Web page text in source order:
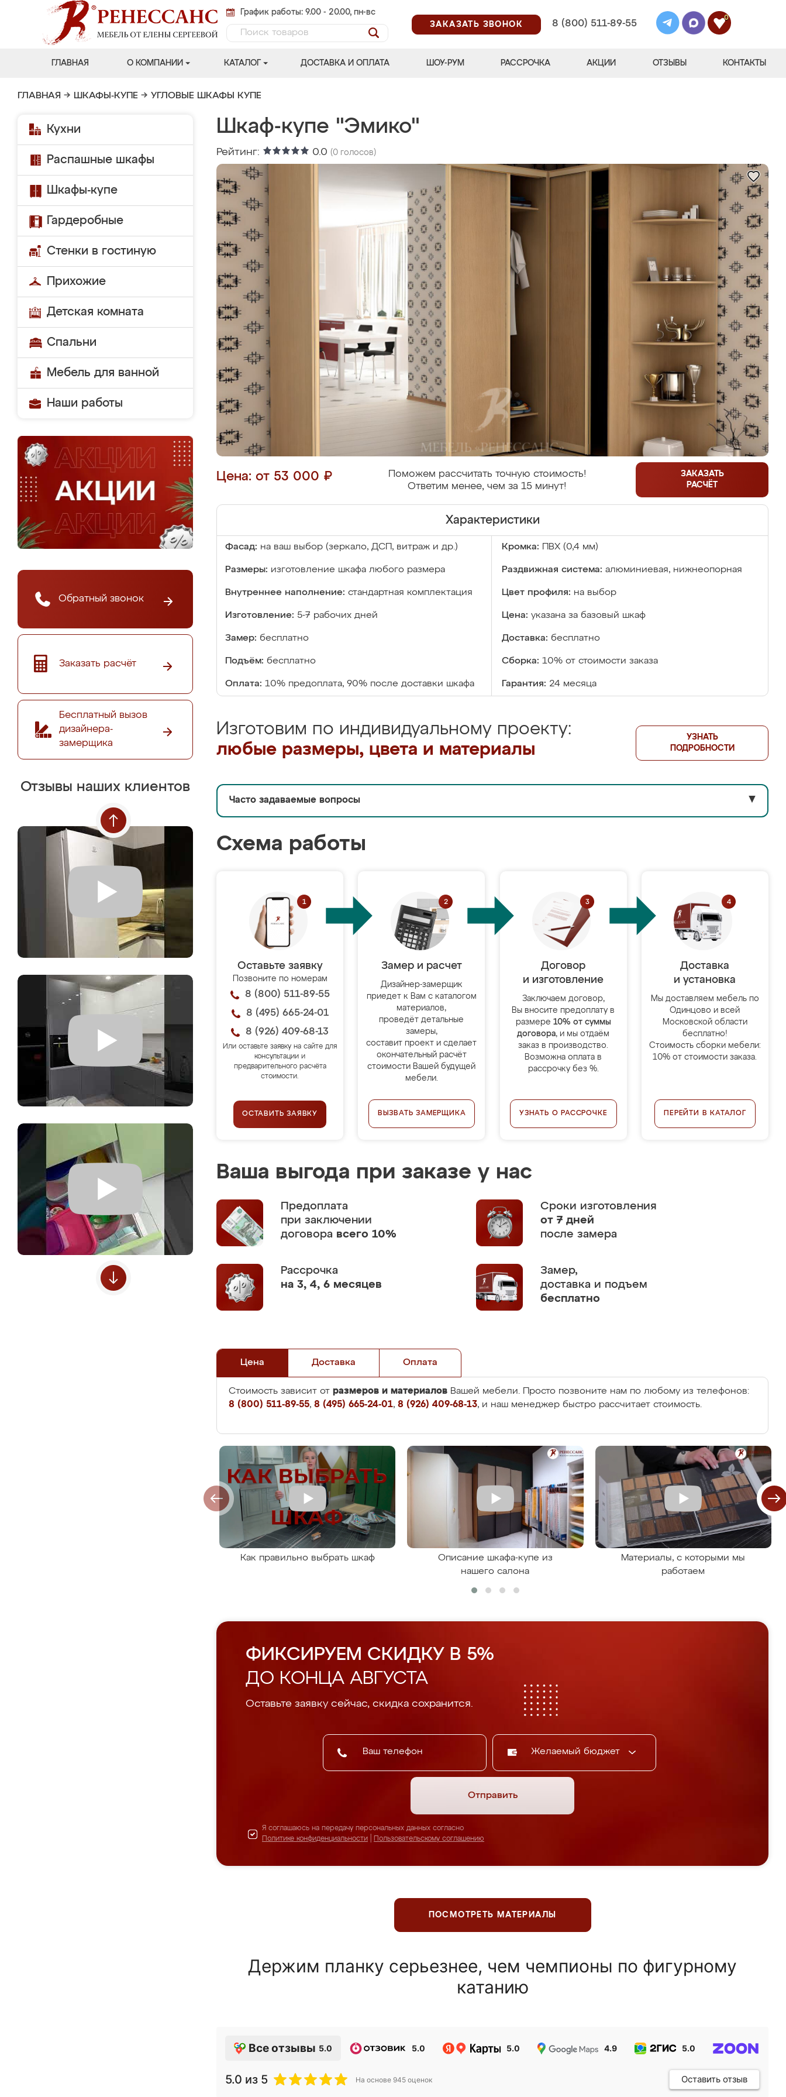
График работы: 9.00 - 20.00, пн-вс
ЗАКАЗАТЬ ЗВОНОК
8 (800) 511-89-55
0
ГЛАВНАЯ О КОМПАНИИ КАТАЛОГ ДОСТАВКА И ОПЛАТА ШОУ-РУМ РАССРОЧКА АКЦИИ ОТЗЫВЫ КОНТАКТЫ
ГЛАВНАЯ → ШКАФЫ-КУПЕ → УГЛОВЫЕ ШКАФЫ КУПЕ
Кухни
Распашные шкафы
Шкафы-купе
Гардеробные
Стенки в гостиную
Прихожие
Детская комната
Спальни
Мебель для ванной
Наши работы
Обратный звонок
Заказать расчёт
Бесплатный вызов
дизайнера-
замерщика
Отзывы наших клиентов
Шкаф-купе "Эмико"
Рейтинг: 0.0 (0 голосов)
Цена: от 53 000 ₽
Поможем рассчитать точную стоимость!
Ответим менее, чем за 15 минут!
ЗАКАЗАТЬ
РАСЧЁТ
Характеристики
Фасад: на ваш выбор (зеркало, ДСП, витраж и др.) Кромка: ПВХ (0,4 мм)
Размеры: изготовление шкафа любого размера Раздвижная система: алюминиевая, нижнеопорная
Внутреннее наполнение: стандартная комплектация Цвет профиля: на выбор
Изготовление: 5-7 рабочих дней Цена: указана за базовый шкаф
Замер: бесплатно Доставка: бесплатно
Подъём: бесплатно Сборка: 10% от стоимости заказа
Оплата: 10% предоплата, 90% после доставки шкафа Гарантия: 24 месяца
Изготовим по индивидуальному проекту:
любые размеры, цвета и материалы
УЗНАТЬ
ПОДРОБНОСТИ
Часто задаваемые вопросы ▼
Схема работы
Оставьте заявку
Позвоните по номерам
8 (800) 511-89-55
8 (495) 665-24-01
8 (926) 409-68-13
Или оставьте заявку на сайте для
консультации и
предварительного расчёта
стоимости.
ОСТАВИТЬ ЗАЯВКУ
Замер и расчет
Дизайнер-замерщик
приедет к Вам с каталогом
материалов,
проведёт детальные
замеры,
составит проект и сделает
окончательный расчёт
стоимости Вашей будущей
мебели.
ВЫЗВАТЬ ЗАМЕРЩИКА
Договор
и изготовление
Заключаем договор,
Вы вносите предоплату в
размере 10% от суммы
договора, и мы отдаём
заказ в производство.
Возможна оплата в
рассрочку без %.
УЗНАТЬ О РАССРОЧКЕ
Доставка
и установка
Мы доставляем мебель по
Одинцово и всей
Московской области
бесплатно!
Стоимость сборки мебели:
10% от стоимости заказа.
ПЕРЕЙТИ В КАТАЛОГ
Ваша выгода при заказе у нас
Предоплата
при заключении
договора всего 10%
Сроки изготовления
от 7 дней
после замера
Рассрочка
на 3, 4, 6 месяцев
Замер,
доставка и подъем
бесплатно
Цена Доставка Оплата
Стоимость зависит от размеров и материалов Вашей мебели. Просто позвоните нам по любому из телефонов:
8 (800) 511-89-55, 8 (495) 665-24-01, 8 (926) 409-68-13, и наш менеджер быстро рассчитает стоимость.
Как правильно выбрать шкаф
Описание шкафа-купе из
нашего салона
Материалы, с которыми мы
работаем
ФИКСИРУЕМ СКИДКУ В 5%
ДО КОНЦА АВГУСТА
Оставьте заявку сейчас, скидка сохранится.
Желаемый бюджет
Отправить
Я соглашаюсь на передачу персональных данных согласно
Политике конфиденциальности
Пользовательскому соглашению
ПОСМОТРЕТЬ МАТЕРИАЛЫ
Держим планку серьезнее, чем чемпионы по фигурному
катанию
Все отзывы 5.0 5.0 5.0 4.9 5.0
5.0 из 5 На основе 945 оценок Оставить отзыв